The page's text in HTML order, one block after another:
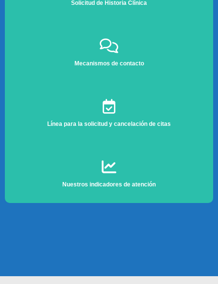
Solicitud de Historia Clínica
Mecanismos de contacto
Línea para la solicitud y cancelación de citas
Nuestros indicadores de atención